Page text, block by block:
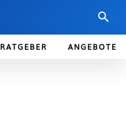
RATGEBER ANGEBOTE